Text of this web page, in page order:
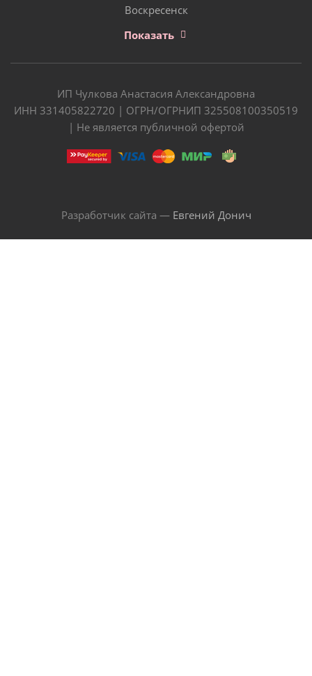
Воскресенск
Показать
ИП Чулкова Анастасия Александровна
ИНН 331405822720 | ОГРН/ОГРНИП 325508100350519
| Не является публичной офертой
Разработчик сайта — Евгений Донич